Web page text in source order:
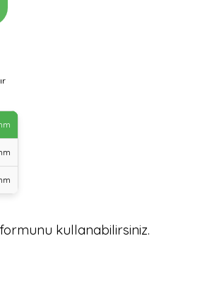
kullanabilirsiniz.